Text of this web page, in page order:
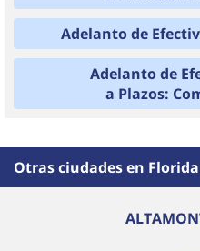
Adelanto de
Adelanto de
a Plazos:
Otras ciudades en